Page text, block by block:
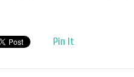
Pin It